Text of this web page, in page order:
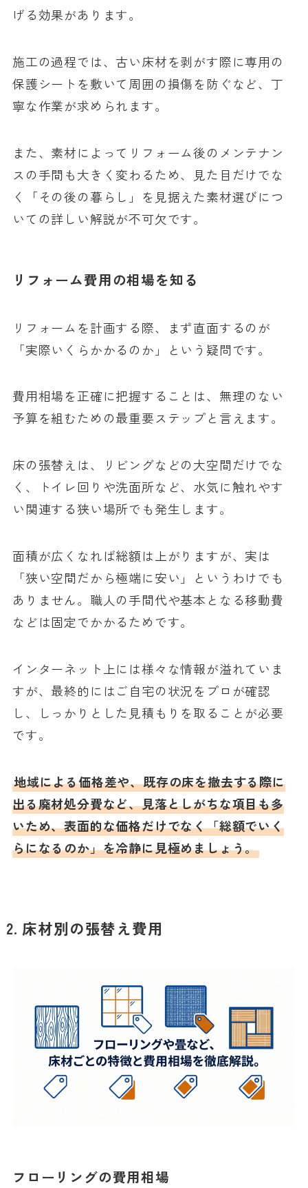
げる効果があります。
施工の過程では、古い床材を剥がす際に専用の
保護シートを敷いて周囲の損傷を防ぐなど、丁
寧な作業が求められます。
また、素材によってリフォーム後のメンテナン
スの手間も大きく変わるため、見た目だけでな
く「その後の暮らし」を見据えた素材選びにつ
いての詳しい解説が不可欠です。
リフォーム費用の相場を知る
リフォームを計画する際、まず直面するのが
「実際いくらかかるのか」という疑問です。
費用相場を正確に把握することは、無理のない
予算を組むための最重要ステップと言えます。
床の張替えは、リビングなどの大空間だけでな
く、トイレ回りや洗面所など、水気に触れやす
い関連する狭い場所でも発生します。
面積が広くなれば総額は上がりますが、実は
「狭い空間だから極端に安い」というわけでも
ありません。職人の手間代や基本となる移動費
などは固定でかかるためです。
インターネット上には様々な情報が溢れていま
すが、最終的にはご自宅の状況をプロが確認
し、しっかりとした見積もりを取ることが必要
です。
地域による価格差や、既存の床を撤去する際に
出る廃材処分費など、見落としがちな項目も多
いため、表面的な価格だけでなく「総額でいく
らになるのか」を冷静に見極めましょう。
2. 床材別の張替え費用
フローリングの費用相場